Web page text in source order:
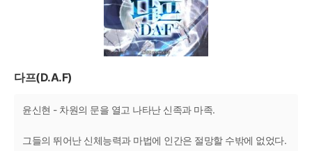
다프(D.A.F)
윤신현 - 차원의 문을 열고 나타난 신족과 마족.
그들의 뛰어난 신체능력과 마법에 인간은 절망할 수밖에 없었다.